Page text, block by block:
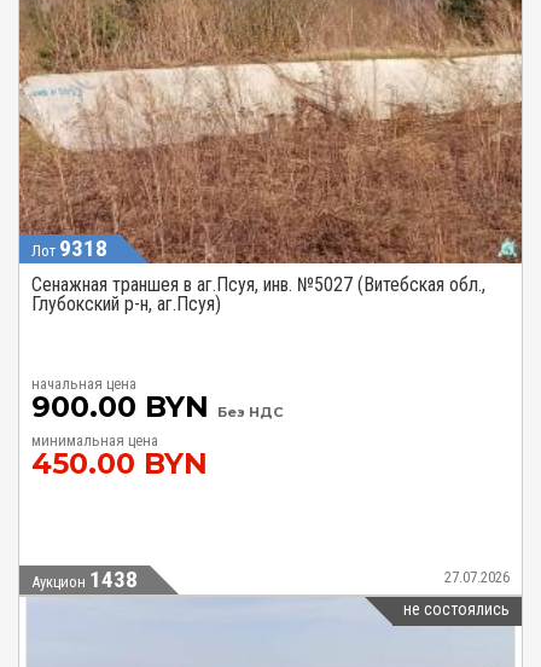
Лот 9318
Сенажная траншея в аг.Псуя, инв. №5027 (Витебская обл.,
Глубокский р-н, аг.Псуя)
начальная цена
900.00 BYN Без НДС
минимальная цена
450.00 BYN
Аукцион 1438 27.07.2026
не состоялись